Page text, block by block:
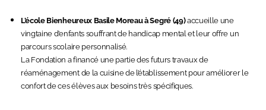
L’école Bienheureux Basile Moreau à Segré (49)accueille une
vingtaine d’enfants souffrant de handicap mental et leur offre un
parcours scolaire personnalisé.
La Fondation a financé une partie des futurs travaux de
réaménagement de la cuisine de l’établissement pour améliorer le
confort de ces élèves aux besoins très spécifiques.